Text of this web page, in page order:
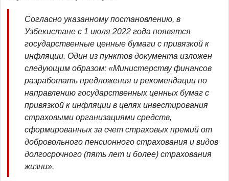
Согласно указанному постановлению, в
Узбекистане с 1 июля 2022 года появятся
государственные ценные бумаги с привязкой к
инфляции. Один из пунктов документа изложен
следующим образом: «Министерству финансов
разработать предложения и рекомендации по
направлению государственных ценных бумаг с
привязкой к инфляции в целях инвестирования
страховыми организациями средств,
сформированных за счет страховых премий от
добровольного пенсионного страхования и видов
долгосрочного (пять лет и более) страхования
жизни».